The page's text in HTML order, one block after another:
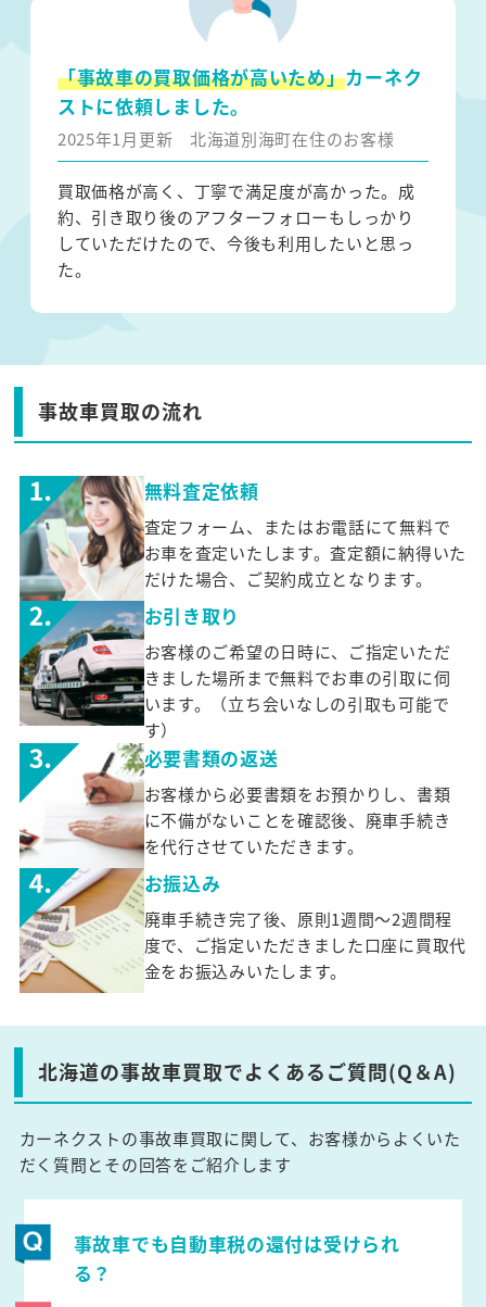
「事故車の買取価格が高いため」カーネク
ストに依頼しました。
2025年1月更新 北海道別海町在住のお客様
買取価格が高く、丁寧で満足度が高かった。成
約、引き取り後のアフターフォローもしっかり
していただけたので、今後も利用したいと思っ
た。
事故車買取の流れ
無料査定依頼
査定フォーム、またはお電話にて無料で
お車を査定いたします。査定額に納得いた
だけた場合、ご契約成立となります。
お引き取り
お客様のご希望の日時に、ご指定いただ
きました場所まで無料でお車の引取に伺
います。（立ち会いなしの引取も可能で
す）
必要書類の返送
お客様から必要書類をお預かりし、書類
に不備がないことを確認後、廃車手続き
を代行させていただきます。
お振込み
廃車手続き完了後、原則1週間～2週間程
度で、ご指定いただきました口座に買取代
金をお振込みいたします。
北海道の事故車買取でよくあるご質問(Q＆A)
カーネクストの事故車買取に関して、お客様からよくいた
だく質問とその回答をご紹介します
事故車でも自動車税の還付は受けられ
る？